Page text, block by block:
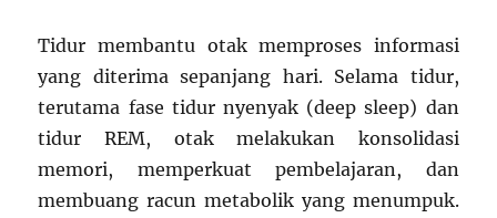
Tidur membantu otak memproses informasi
yang diterima sepanjang hari. Selama tidur,
terutama fase tidur nyenyak (deep sleep) dan
tidur REM, otak melakukan konsolidasi
memori, memperkuat pembelajaran, dan
membuang racun metabolik yang menumpuk.